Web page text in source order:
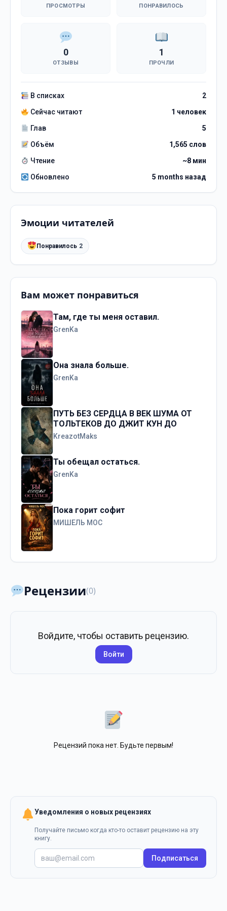
ПРОСМОТРЫ ПОНРАВИЛОСЬ
0
ОТЗЫВЫ
1
ПРОЧЛИ
В списках
2
Сейчас читают
1 человек
Глав
5
Объём
1,565 слов
Чтение
~8 мин
Обновлено
5 months назад
Эмоции читателей
Понравилось 2
Вам может понравиться
Там, где ты меня оставил.
GrenKa
Она знала больше.
GrenKa
ПУТЬ БЕЗ СЕРДЦА В ВЕК ШУМА ОТ
ТОЛЬТЕКОВ ДО ДЖИТ КУН ДО
KreazotMaks
Ты обещал остаться.
GrenKa
Пока горит софит
МИШЕЛЬ МОС
Рецензии(0)
Войдите, чтобы оставить рецензию.
Войти
Рецензий пока нет. Будьте первым!
Уведомления о новых рецензиях
Получайте письмо когда кто-то оставит рецензию на эту
книгу.
Подписаться